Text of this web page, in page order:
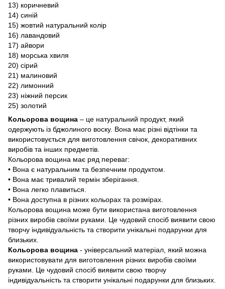
13) коричневий
14) синій
15) жовтий натуральний колір
16) лавандовий
17) айвори
18) морська хвиля
20) сірий
21) малиновий
22) лимонний
23) ніжний персик
25) золотий
Кольорова вощина – це натуральний продукт, який
одержують із бджолиного воску. Вона має різні відтінки та
використовується для виготовлення свічок, декоративних
виробів та інших предметів.
Кольорова вощина має ряд переваг:
• Вона є натуральним та безпечним продуктом.
• Вона має тривалий термін зберігання.
• Вона легко плавиться.
• Вона доступна в різних кольорах та розмірах.
Кольорова вощина може бути використана виготовлення
різних виробів своїми руками. Це чудовий спосіб виявити свою
творчу індивідуальність та створити унікальні подарунки для
близьких.
Кольорова вощина - універсальний матеріал, який можна
використовувати для виготовлення різних виробів своїми
руками. Це чудовий спосіб виявити свою творчу
індивідуальність та створити унікальні подарунки для близьких.